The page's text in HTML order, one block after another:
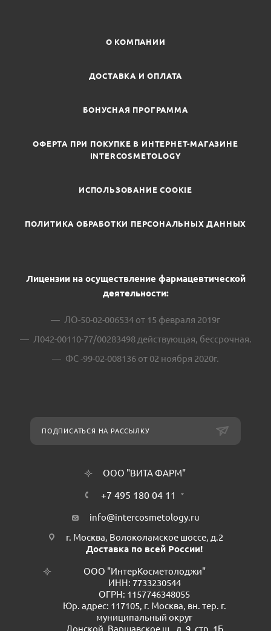
О КОМПАНИИ
ДОСТАВКА И ОПЛАТА
БОНУСНАЯ ПРОГРАММА
ОФЕРТА ПРИ ПОКУПКЕ В ИНТЕРНЕТ-МАГАЗИНЕ
INTERCOSMETOLOGY
ИСПОЛЬЗОВАНИЕ COOKIE
ПОЛИТИКА ОБРАБОТКИ ПЕРСОНАЛЬНЫХ ДАННЫХ
Лицензии на осуществление фармацевтической
деятельности:
ЛО-50-02-006534 от 15 февраля 2019г
Л042-00110-77/00283498 действующая, бессрочная.
ФС -99-02-008136 от 02 ноября 2020г.
ПОДПИСАТЬСЯ НА РАССЫЛКУ
ООО "ВИТА ФАРМ"
+7 495 180 04 11
info@intercosmetology.ru
г. Москва, Волоколамское шоссе, д.2
Доставка по всей России!
ООО "ИнтерКосметолоджи"
ИНН: 7733230544
ОГРН: 1157746348055
Юр. адрес: 117105, г. Москва, вн. тер. г.
муниципальный округ
Донской, Варшавское ш., д. 9, стр. 1Б